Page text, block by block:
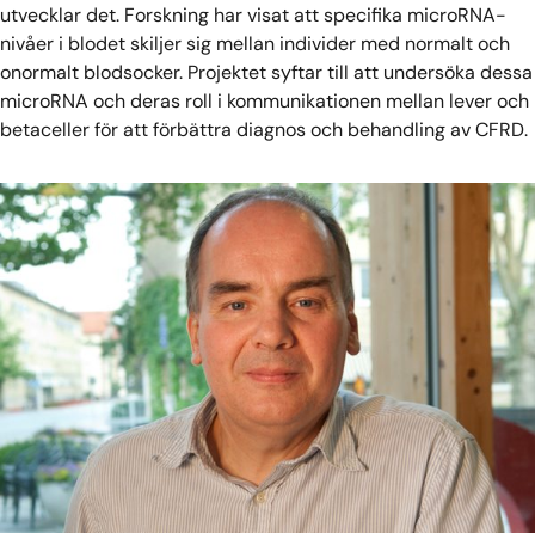
utvecklar det. Forskning har visat att specifika microRNA-
nivåer i blodet skiljer sig mellan individer med normalt och
onormalt blodsocker. Projektet syftar till att undersöka dessa
microRNA och deras roll i kommunikationen mellan lever och
betaceller för att förbättra diagnos och behandling av CFRD.